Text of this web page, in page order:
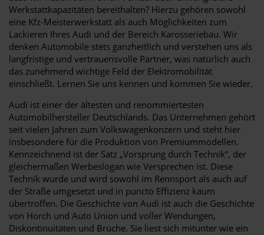
Werkstattkapazitäten bereithalten? Hierzu gehören sowohl
eine Kfz-Meisterwerkstatt als auch Möglichkeiten zum
Lackieren Ihres Audi und der Bereich Karosseriebau. Wir
denken Automobile stets ganzheitlich und verstehen uns als
langfristige und vertrauensvolle Partner, was natürlich auch
das zunehmend wichtige Feld der Elektromobilität
einschließt. Lernen Sie uns kennen und kommen Sie wieder.
Audi ist einer der ältesten und renommiertesten
Automobilhersteller Deutschlands. Das Unternehmen gehört
seit vielen Jahren zum Volkswagenkonzern und steht hier
insbesondere für die Produktion von Premiummodellen.
Kennzeichnend ist der Satz „Vorsprung durch Technik“, der
gleichermaßen Werbeslogan wie Versprechen ist. Diese
Technik wurde und wird sowohl im Rennsport als auch auf
der Straße umgesetzt und in puncto Effizienz kaum
übertroffen. Die Geschichte von Audi ist auch die Geschichte
von Horch und Auto Union und voller Wendungen,
Diskontinuitäten und Brüche. Sie liest sich mitunter wie ein